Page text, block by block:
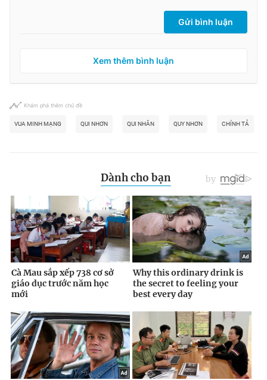
Gửi bình luận
Xem thêm bình luận
Khám phá thêm chủ đề
VUA MINH MẠNG QUI NHƠN QUI NHÂN QUY NHƠN CHÍNH TẢ